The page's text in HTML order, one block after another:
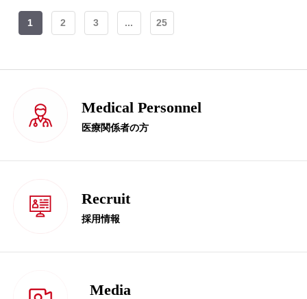
1 2 3 ... 25
Medical Personnel
医療関係者の方
Recruit
採用情報
Media